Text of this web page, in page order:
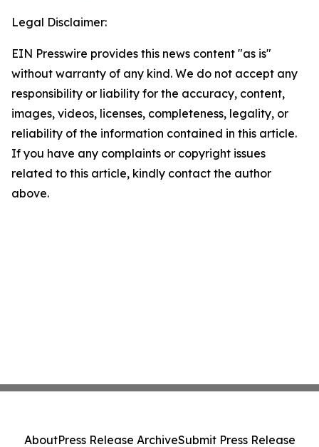
Legal Disclaimer:
EIN Presswire provides this news content "as is"
without warranty of any kind. We do not accept any
responsibility or liability for the accuracy, content,
images, videos, licenses, completeness, legality, or
reliability of the information contained in this article.
If you have any complaints or copyright issues
related to this article, kindly contact the author
above.
AboutPress Release ArchiveSubmit Press Release